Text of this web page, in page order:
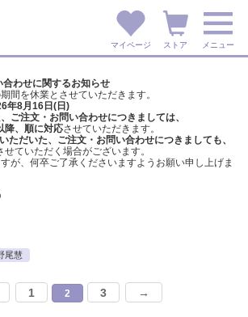
マイページ ストア メニュー
わせに関するお知らせ
間を休業とさせていただきます。
年8月16日(日)
ご注文・お問い合わせにつきましては、
降、順に対応させていただきます。
ただいた、ご注文・ お問い合わせにつきましても、
せていただく場合がございます。
が、 何卒ご了承くださいますようお願い申し上げま
尾慧
1 2 3 →